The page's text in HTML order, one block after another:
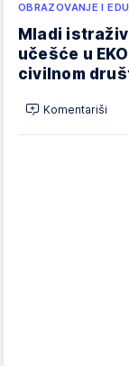
OBRAZOVANJE I
Mladi
učešće u
civilnom
Komentariši